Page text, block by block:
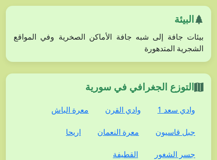
البيئة
بيئات جافة إلى شبه جافة الأماكن الصخرية وفي المواقع
الشجرية المتدهورة
التوزع الجغرافي في سورية
وادي سعد 1 وادي القرن معرة الباش
جبل قاسيون معرة النعمان اريحا
جسر الشغور القطيفة